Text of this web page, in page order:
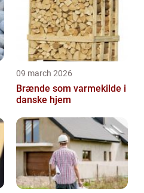
09 march 2026
Brænde som varmekilde i
danske hjem